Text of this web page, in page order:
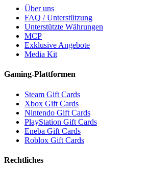
Über uns
FAQ / Unterstützung
Unterstützte Währungen
MCP
Exklusive Angebote
Media Kit
Gaming-Plattformen
Steam Gift Cards
Xbox Gift Cards
Nintendo Gift Cards
PlayStation Gift Cards
Eneba Gift Cards
Roblox Gift Cards
Rechtliches